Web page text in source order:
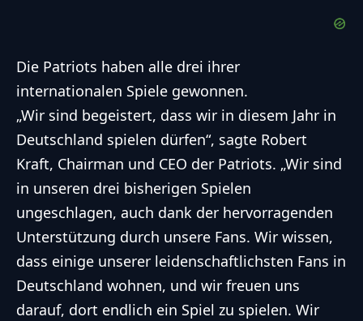
Die Patriots haben alle drei ihrer
internationalen Spiele gewonnen.
„Wir sind begeistert, dass wir in diesem Jahr in
Deutschland spielen dürfen“, sagte Robert
Kraft, Chairman und CEO der Patriots. „Wir sind
in unseren drei bisherigen Spielen
ungeschlagen, auch dank der hervorragenden
Unterstützung durch unsere Fans. Wir wissen,
dass einige unserer leidenschaftlichsten Fans in
Deutschland wohnen, und wir freuen uns
darauf, dort endlich ein Spiel zu spielen. Wir